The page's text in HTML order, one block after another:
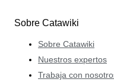
Sobre Catawiki
Sobre Catawiki
Nuestros expertos
Trabaja con